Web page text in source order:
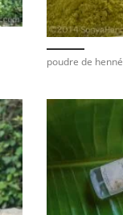
poudre de henné